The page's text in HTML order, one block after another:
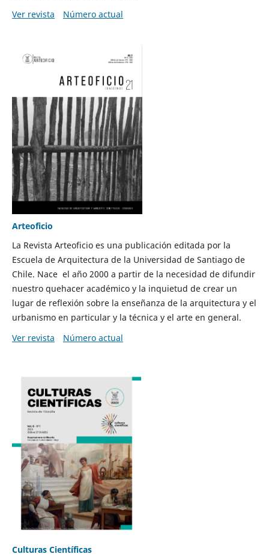
Ver revista
Número actual
Arteoficio
La Revista Arteoficio es una publicación editada por la
Escuela de Arquitectura de la Universidad de Santiago de
Chile. Nace el año 2000 a partir de la necesidad de difundir
nuestro quehacer académico y la inquietud de crear un
lugar de reflexión sobre la enseñanza de la arquitectura y el
urbanismo en particular y la técnica y el arte en general.
Ver revista
Número actual
Culturas Científicas